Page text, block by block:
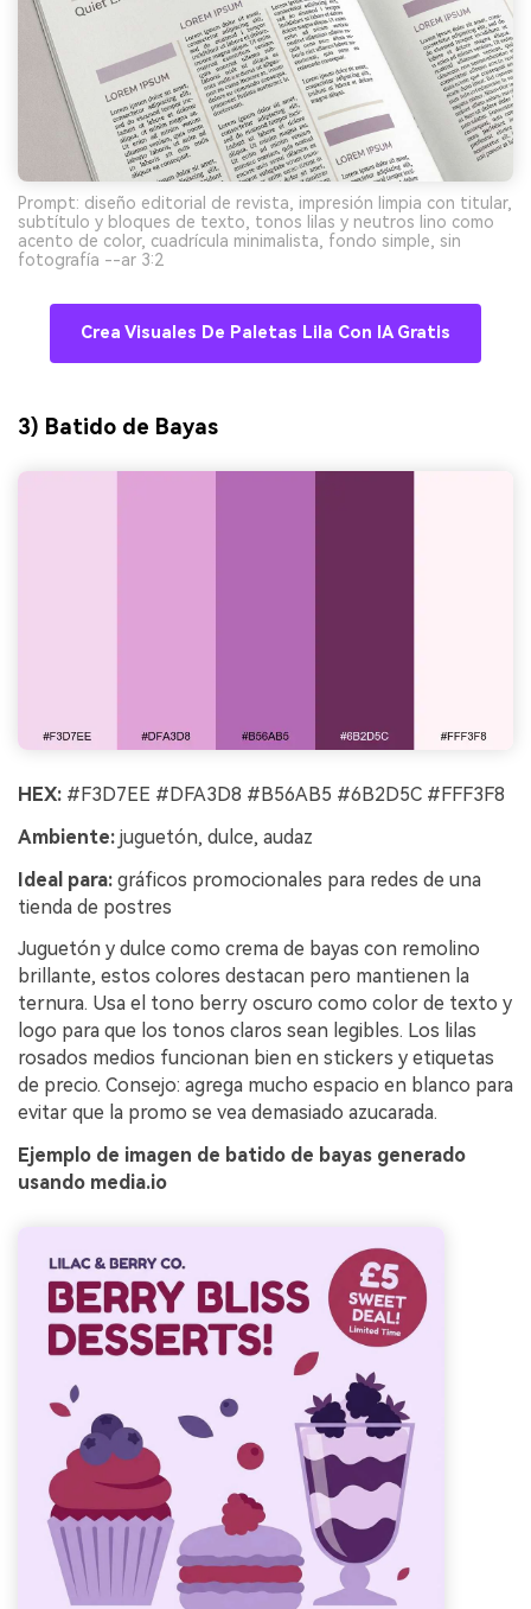
Prompt: diseño editorial de revista, impresión limpia con titular,
subtítulo y bloques de texto, tonos lilas y neutros lino como
acento de color, cuadrícula minimalista, fondo simple, sin
fotografía --ar 3:2
Crea Visuales De Paletas Lila Con IA Gratis
3) Batido de Bayas
HEX: #F3D7EE #DFA3D8 #B56AB5 #6B2D5C #FFF3F8
Ambiente: juguetón, dulce, audaz
Ideal para: gráficos promocionales para redes de una
tienda de postres
Juguetón y dulce como crema de bayas con remolino
brillante, estos colores destacan pero mantienen la
ternura. Usa el tono berry oscuro como color de texto y
logo para que los tonos claros sean legibles. Los lilas
rosados medios funcionan bien en stickers y etiquetas
de precio. Consejo: agrega mucho espacio en blanco para
evitar que la promo se vea demasiado azucarada.
Ejemplo de imagen de batido de bayas generado
usando media.io